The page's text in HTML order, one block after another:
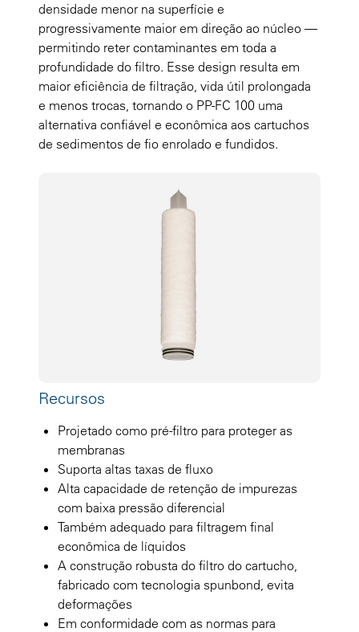
densidade menor na superfície e
progressivamente maior em direção ao núcleo —
permitindo reter contaminantes em toda a
profundidade do filtro. Esse design resulta em
maior eficiência de filtração, vida útil prolongada
e menos trocas, tornando o PP-FC 100 uma
alternativa confiável e econômica aos cartuchos
de sedimentos de fio enrolado e fundidos.
Recursos
Projetado como pré-filtro para proteger as
membranas
Suporta altas taxas de fluxo
Alta capacidade de retenção de impurezas
com baixa pressão diferencial
Também adequado para filtragem final
econômica de líquidos
A construção robusta do filtro do cartucho,
fabricado com tecnologia spunbond, evita
deformações
Em conformidade com as normas para